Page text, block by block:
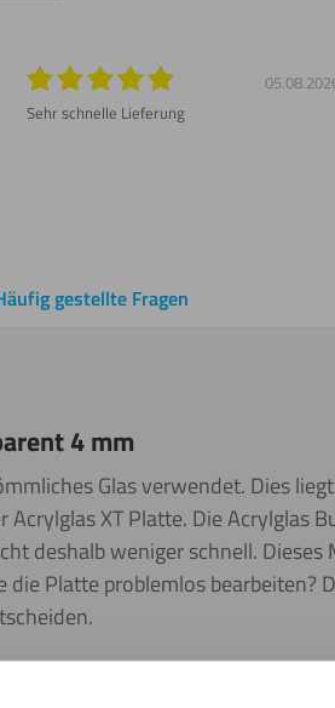
Sehr schnelle Lieferung
gestellte Fragen
4 mm
Glas verwendet. Dies
XT Platte. Die Acrylglas
deshalb weniger schnell. Dieses
Platte problemlos bearbeiten?